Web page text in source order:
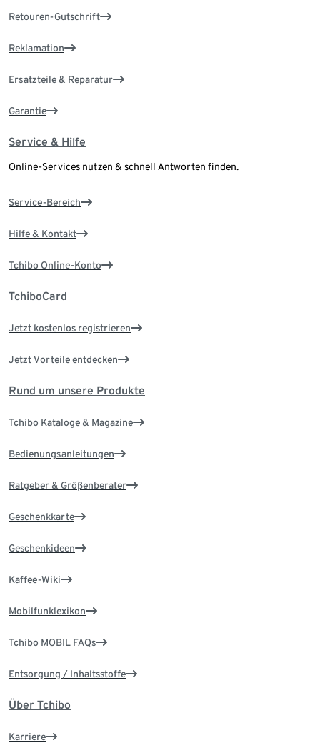
Retouren-Gutschrift
Reklamation
Ersatzteile & Reparatur
Garantie
Service & Hilfe
Online-Services nutzen & schnell Antworten finden.
Service-Bereich
Hilfe & Kontakt
Tchibo Online-Konto
TchiboCard
Jetzt kostenlos registrieren
Jetzt Vorteile entdecken
Rund um unsere Produkte
Tchibo Kataloge & Magazine
Bedienungsanleitungen
Ratgeber & Größenberater
Geschenkkarte
Geschenkideen
Kaffee-Wiki
Mobilfunklexikon
Tchibo MOBIL FAQs
Entsorgung / Inhaltsstoffe
Über Tchibo
Karriere